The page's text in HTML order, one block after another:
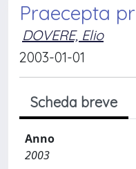
Praecepta
DOVERE, Elio
2003-01-01
Scheda breve
Anno
2003